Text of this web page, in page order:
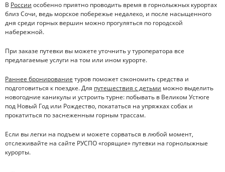
В России особенно приятно проводить время в горнолыжных курортах
близ Сочи, ведь морское побережье недалеко, и после насыщенного
дня среди горных вершин можно прогуляться по городской
набережной.
При заказе путевки вы можете уточнить у туроператора все
предлагаемые услуги на том или ином курорте.
Раннее бронирование туров поможет сэкономить средства и
подготовиться к поездке. Для путешествия с детьми можно выделить
новогодние каникулы и устроить турне: побывать в Великом Устюге
под Новый Год или Рождество, покататься на упряжках собак и
прокатиться по заснеженным горным трассам.
Если вы легки на подъем и можете сорваться в любой момент,
отслеживайте на сайте РУСПО «горящие» путевки на горнолыжные
курорты.